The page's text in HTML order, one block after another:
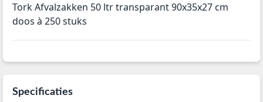
Tork Afvalzakken 50 ltr transparant 90x35x27 cm
doos à 250 stuks
Specificaties